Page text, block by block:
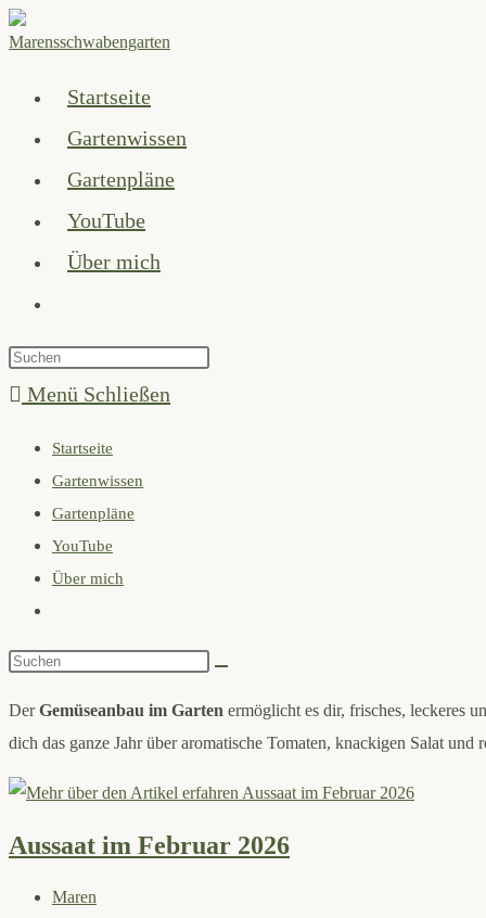
Zum
Inhalt
Startseite
Gartenwissen
Gartenpläne
YouTube
Über mich
Suche
umschalten
Menü Schließen
Startseite
Gartenwissen
Gartenpläne
YouTube
Über mich
umschalten
Diese
DerGemüseanbau im Garten ermöglicht es dir, frisches, leckeres
dich das ganze Jahr über aromatische Tomaten, knackigen Salat
Aussaat im Februar 2026
Beitrags-
Maren